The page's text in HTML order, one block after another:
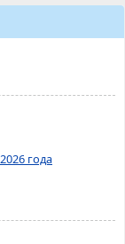
года